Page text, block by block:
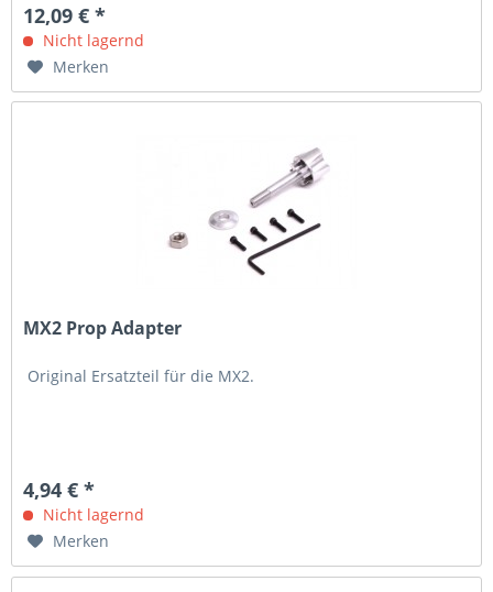
12,09 € *
Nicht lagernd
Merken
MX2 Prop Adapter
Original Ersatzteil für die MX2.
4,94 € *
Nicht lagernd
Merken